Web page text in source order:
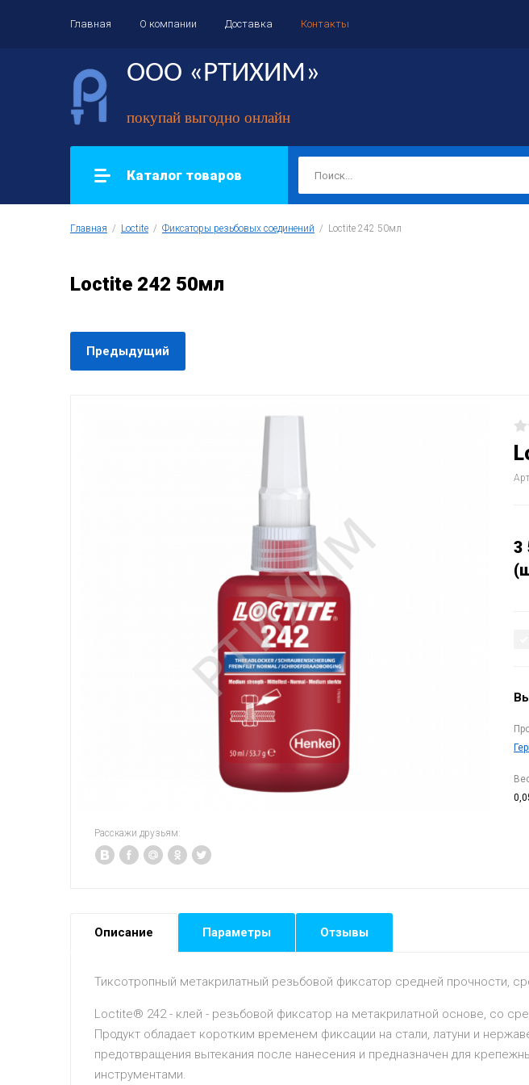
Главная О компании Доставка Контакты
ООО «РТИХИМ»
покупай выгодно онлайн
Каталог товаров
Главная
  /
Loctite
  /
Фиксаторы резьбовых соединений
  /  Loctite 242 50мл
Loctite 242 50мл
Предыдущий
Расскажи друзьям:
3
Описание Параметры Отзывы
Тиксотропный метакрилатный резьбовой фиксатор средней прочности,
Loctite® 242 - клей - резьбовой фиксатор на метакрилатной основе, со
Продукт обладает коротким временем фиксации на стали, латуни и
предотвращения вытекания после нанесения и предназначен для
инструментами.